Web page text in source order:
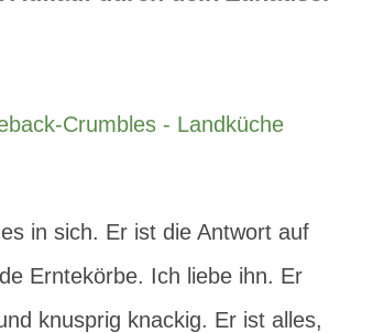
in sich. Er ist die Antwort auf
Erntekörbe. Ich liebe ihn. Er
knusprig knackig. Er ist alles,